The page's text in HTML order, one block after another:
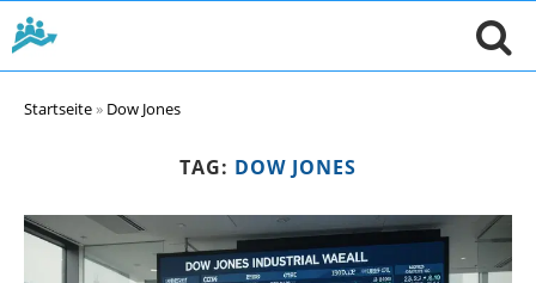
Startseite» Dow Jones
TAG: DOW JONES